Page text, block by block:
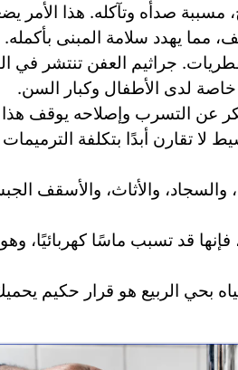
مسببة صدأه وتآكله. هذا الأمر
مما يهدد سلامة المبنى بأكمله.
جراثيم العفن تنتشر في
لدى الأطفال وكبار السن.
عن التسرب وإصلاحه يوقف هذا
تقارن أبدًا بتكلفة الترميمات
والأثاث، والأسقف
فإنها قد تسبب ماسًا كهربائيًا،
بحي الربيع هو قرار حكيم